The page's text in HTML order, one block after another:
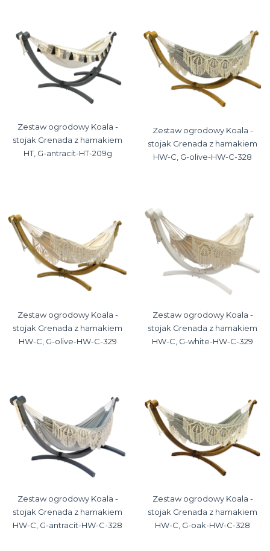
Zestaw ogrodowy Koala -
stojak Grenada z hamakiem
HT, G-antracit-HT-209g
Zestaw ogrodowy Koala -
stojak Grenada z hamakiem
HW-C, G-olive-HW-C-328
Zestaw ogrodowy Koala -
stojak Grenada z hamakiem
HW-C, G-olive-HW-C-329
Zestaw ogrodowy Koala -
stojak Grenada z hamakiem
HW-C, G-white-HW-C-329
Zestaw ogrodowy Koala -
stojak Grenada z hamakiem
HW-C, G-antracit-HW-C-328
Zestaw ogrodowy Koala -
stojak Grenada z hamakiem
HW-C, G-oak-HW-C-328